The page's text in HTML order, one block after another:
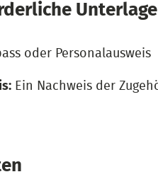
oder Personalausweis
Ein Nachweis der